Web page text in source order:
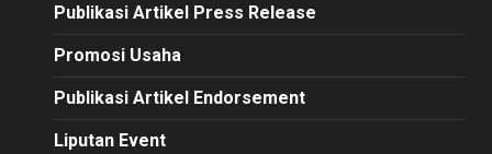
Publikasi Artikel Press Release
Promosi Usaha
Publikasi Artikel Endorsement
Liputan Event